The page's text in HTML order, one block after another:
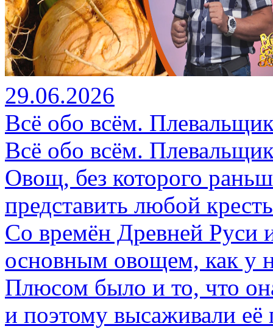
29.06.2026
Всё обо всём.
Всё обо всём.
Овощ, без которого
представить любой
Со времён Древней Руси
основным овощем, как у
Плюсом было и то, что
и поэтому высаживали её